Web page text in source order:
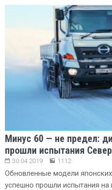
Минус 60 — не предел:
прошли испытания
30.04.2019 1112
Обновленные модели
успешно прошли испытания на